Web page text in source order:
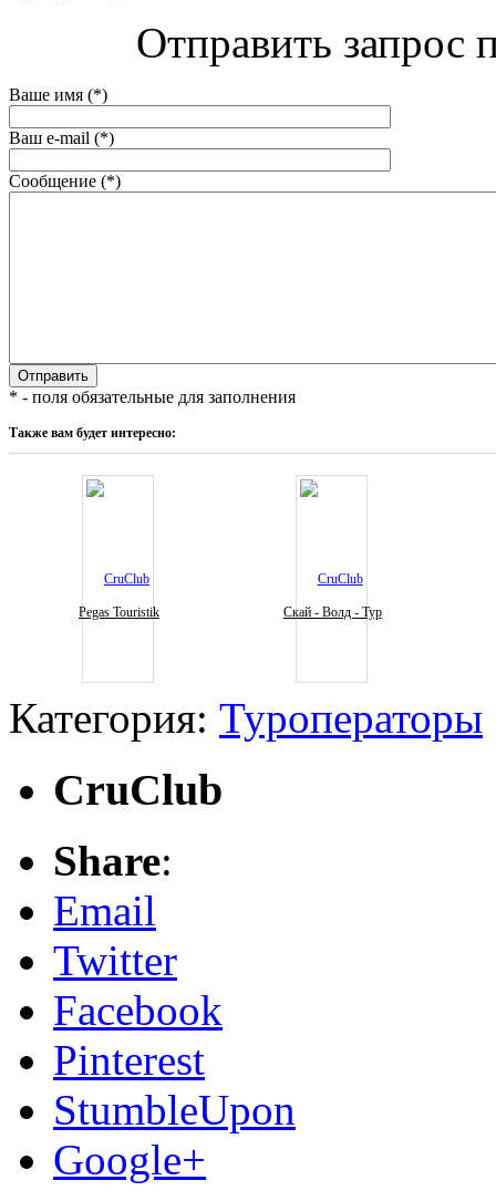
Отправить запрос
Ваше имя (*)
Ваш e-mail (*)
Сообщение (*)
* - поля обязательные для заполнения
Также вам будет интересно:
Pegas Touristik Скай - Волд - Тур
Категория: Туроператоры
CruClub
Share:
Email
Twitter
Facebook
Pinterest
StumbleUpon
Google+